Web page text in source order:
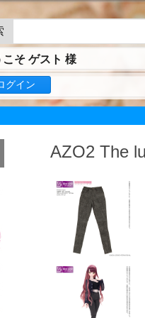
こそ ゲスト 様
グイン
AZO2 The